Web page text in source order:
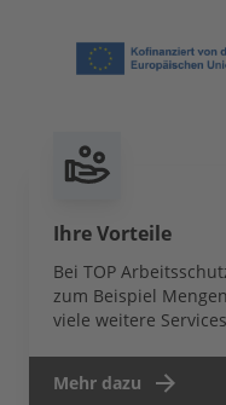
Ihre Vorteile
Bei TOP
zum Beispiel
viele weitere Services
Mehr dazu